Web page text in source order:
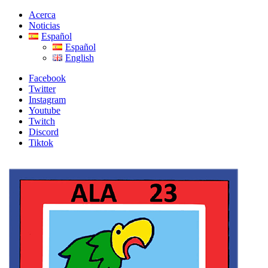
Skip
navigation
Skip
content
Acerca
Noticias
Español
Español
English
Facebook
Twitter
Instagram
Youtube
Twitch
Discord
Tiktok